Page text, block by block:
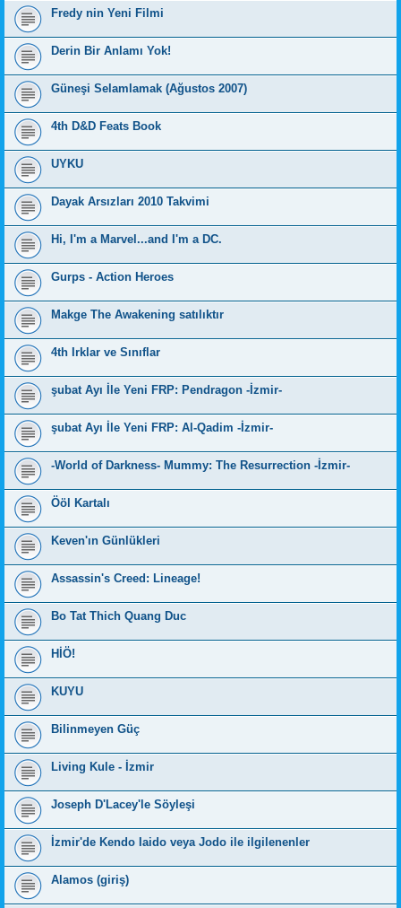
Fredy nin Yeni Filmi
Derin Bir Anlamı Yok!
Güneşi Selamlamak (Ağustos 2007)
4th D&D Feats Book
UYKU
Dayak Arsızları 2010 Takvimi
Hi, I'm a Marvel...and I'm a DC.
Gurps - Action Heroes
Makge The Awakening satılıktır
4th Irklar ve Sınıflar
şubat Ayı İle Yeni FRP: Pendragon -İzmir-
şubat Ayı İle Yeni FRP: Al-Qadim -İzmir-
-World of Darkness- Mummy: The Resurrection -İzmir-
Ööl Kartalı
Keven'ın Günlükleri
Assassin's Creed: Lineage!
Bo Tat Thich Quang Duc
HİÖ!
KUYU
Bilinmeyen Güç
Living Kule - İzmir
Joseph D'Lacey'le Söyleşi
İzmir'de Kendo Iaido veya Jodo ile ilgilenenler
Alamos (giriş)